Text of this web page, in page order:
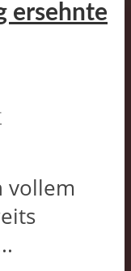
ersehnte
vollem